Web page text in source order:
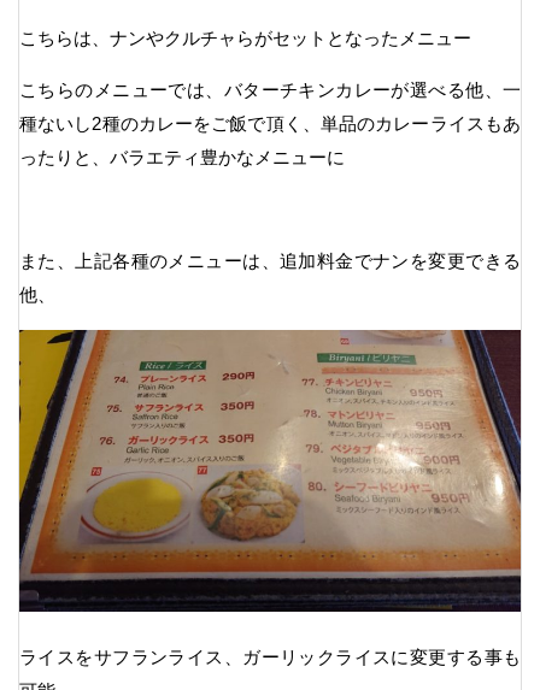
こちらは、ナンやクルチャらがセットとなったメニュー
こちらのメニューでは、バターチキンカレーが選べる他、一
種ないし2種のカレーをご飯で頂く、単品のカレーライスもあ
ったりと、バラエティ豊かなメニューに
また、上記各種のメニューは、追加料金でナンを変更できる
他、
ライスをサフランライス、ガーリックライスに変更する事も